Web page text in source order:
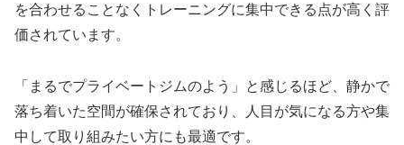
を合わせることなくトレーニングに集中できる点が高く評
価されています。
「まるでプライベートジムのよう」と感じるほど、静かで
落ち着いた空間が確保されており、人目が気になる方や集
中して取り組みたい方にも最適です。